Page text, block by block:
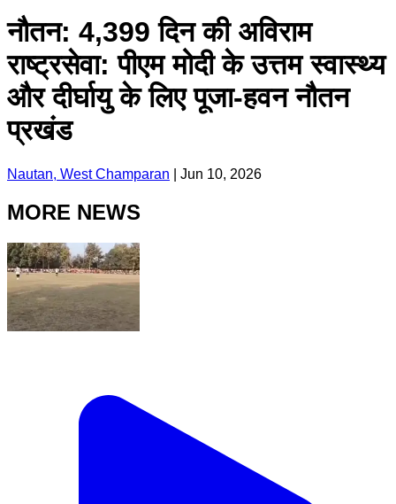
नौतन: 4,399 दिन की अविराम
राष्ट्रसेवा: पीएम मोदी के उत्तम स्वास्थ्य
और दीर्घायु के लिए पूजा-हवन नौतन
प्रखंड
Nautan, West Champaran Jun 10, 2026
MORE NEWS